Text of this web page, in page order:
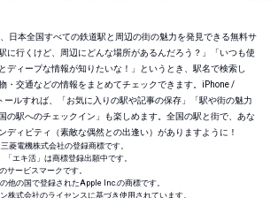
日本全国すべての鉄道駅と周辺の街の魅力を発見できる無料サ
に行くけど、周辺にどんな場所があるんだろう？」「いつも使
ディープな情報が知りたいな！」というとき、駅名で検索し
・交通などの情報をまとめてチェックできます。iPhone /
ルすれば、「お気に入りの駅や記事の保存」「駅や街の魅力
の駅へのチェックイン」も楽しめます。全国の駅と街で、あな
ディピティ（素敵な偶然との出逢い）がありますように！
菱電機株式会社の登録商標です。
「エキ活」は商標登録出願中です。
サービスマークです。
他の国で登録されたApple Inc.の商標です。
株式会社のライセンスに基づき使用されています。